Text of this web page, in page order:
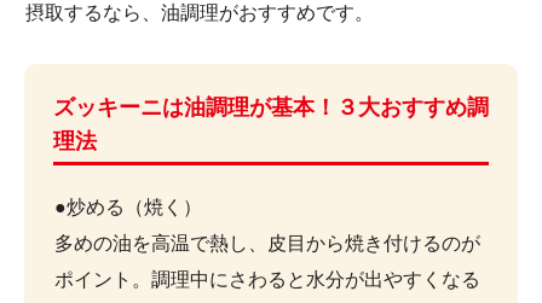
摂取するなら、油調理がおすすめです。
ズッキーニは油調理が基本！３大おすすめ調
理法
●炒める（焼く）
多めの油を高温で熱し、皮目から焼き付けるのが
ポイント。調理中にさわると水分が出やすくなる